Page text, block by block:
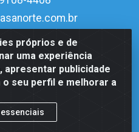
próprios e de
uma experiência
apresentar publicidade
seu perfil e melhorar a
Mário Câmara, 1815 -
- CEP 59054-600 - CNPJ
0001-51